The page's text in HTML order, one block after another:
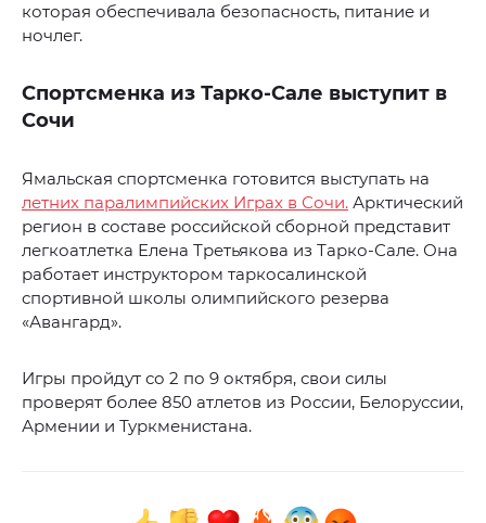
которая обеспечивала безопасность, питание и
ночлег.
Спортсменка из Тарко-Сале выступит в
Сочи
Ямальская спортсменка готовится выступать на
летних паралимпийских Играх в Сочи. Арктический
регион в составе российской сборной представит
легкоатлетка Елена Третьякова из Тарко-Сале. Она
работает инструктором таркосалинской
спортивной школы олимпийского резерва
«Авангард».
Игры пройдут со 2 по 9 октября, свои силы
проверят более 850 атлетов из России, Белоруссии,
Армении и Туркменистана.